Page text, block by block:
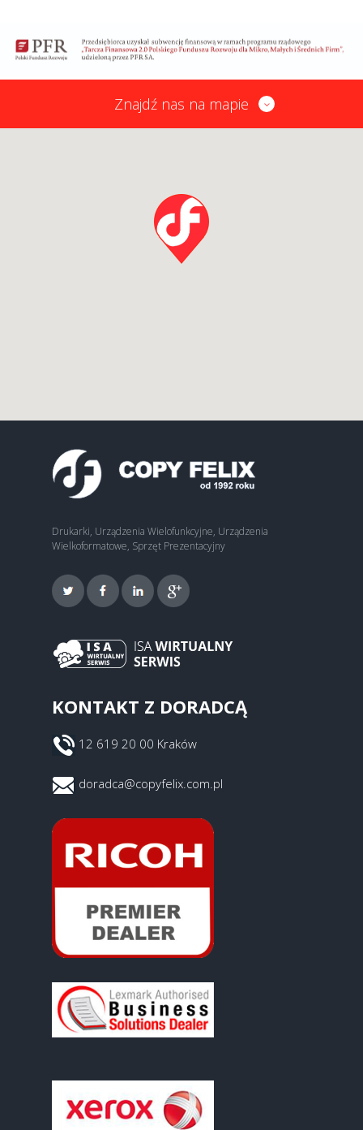
Znajdź nas na mapie
Drukarki, Urządzenia Wielofunkcyjne, Urządzenia
Wielkoformatowe, Sprzęt Prezentacyjny
KONTAKT Z DORADCĄ
12 619 20 00 Kraków
doradca@copyfelix.com.pl